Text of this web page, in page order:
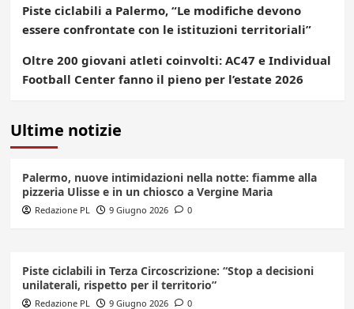
Piste ciclabili a Palermo, “Le modifiche devono
essere confrontate con le istituzioni territoriali”
Oltre 200 giovani atleti coinvolti: AC47 e Individual
Football Center fanno il pieno per l’estate 2026
Ultime notizie
Palermo, nuove intimidazioni nella notte: fiamme alla
pizzeria Ulisse e in un chiosco a Vergine Maria
Redazione PL 9 Giugno 2026 0
Piste ciclabili in Terza Circoscrizione: “Stop a decisioni
unilaterali, rispetto per il territorio”
Redazione PL 9 Giugno 2026 0